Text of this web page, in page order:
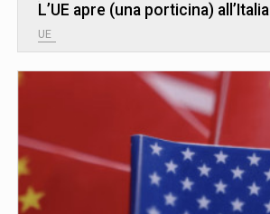
L’UE apre (una porticina) all’Italia
UE